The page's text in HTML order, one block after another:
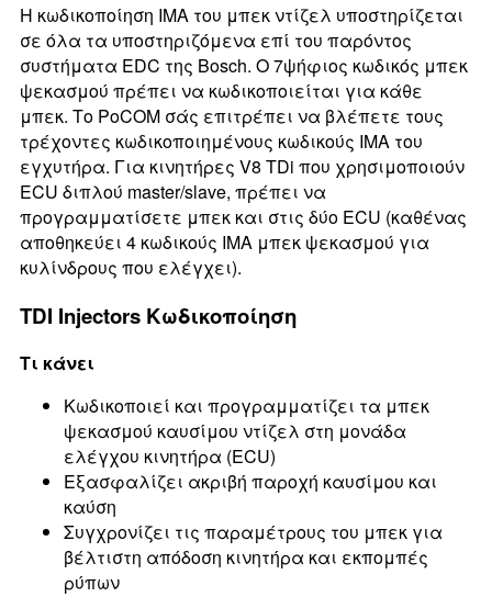
Η κωδικοποίηση IMA του μπεκ ντίζελ υποστηρίζεται
σε όλα τα υποστηριζόμενα επί του παρόντος
συστήματα EDC της Bosch. Ο 7ψήφιος κωδικός μπεκ
ψεκασμού πρέπει να κωδικοποιείται για κάθε
μπεκ. Το PoCOM σάς επιτρέπει να βλέπετε τους
τρέχοντες κωδικοποιημένους κωδικούς IMA του
εγχυτήρα. Για κινητήρες V8 TDi που χρησιμοποιούν
ECU διπλού master/slave, πρέπει να
προγραμματίσετε μπεκ και στις δύο ECU (καθένας
αποθηκεύει 4 κωδικούς IMA μπεκ ψεκασμού για
κυλίνδρους που ελέγχει).
TDI Injectors Κωδικοποίηση
Τι κάνει
Κωδικοποιεί και προγραμματίζει τα μπεκ
ψεκασμού καυσίμου ντίζελ στη μονάδα
ελέγχου κινητήρα (ECU)
Εξασφαλίζει ακριβή παροχή καυσίμου και
καύση
Συγχρονίζει τις παραμέτρους του μπεκ για
βέλτιστη απόδοση κινητήρα και εκπομπές
ρύπων